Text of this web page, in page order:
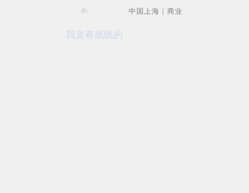
中国上海 | 商业
我是有底线的